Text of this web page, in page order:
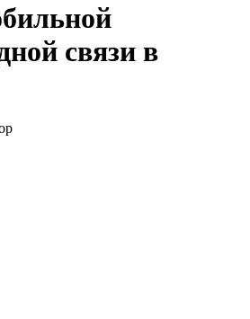
связи в